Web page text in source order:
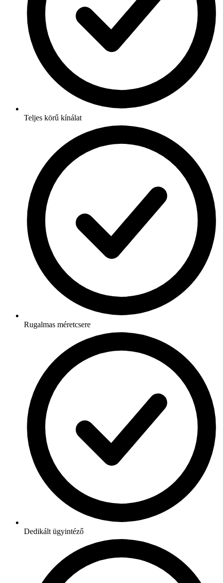
Teljes körű kínálat
Rugalmas méretcsere
Dedikált ügyintéző